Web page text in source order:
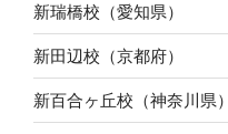
新瑞橋校（愛知県）
新田辺校（京都府）
新百合ヶ丘校（神奈川県）